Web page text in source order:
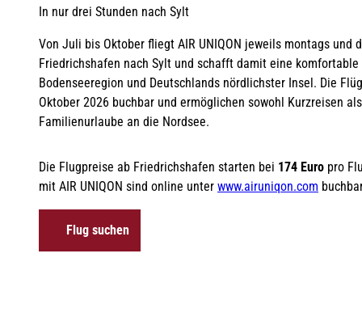
In nur drei Stunden nach Sylt
Von Juli bis Oktober fliegt AIR UNIQON jeweils montags und
Friedrichshafen nach Sylt und schafft damit eine
Bodenseeregion und Deutschlands nördlichster Insel. Die
Oktober 2026 buchbar und ermöglichen sowohl Kurzreisen
Familienurlaube an die Nordsee.
Die Flugpreise ab Friedrichshafen starten bei 174 Euro pro
mit AIR UNIQON sind online unter www.airuniqon.com
Flug suchen